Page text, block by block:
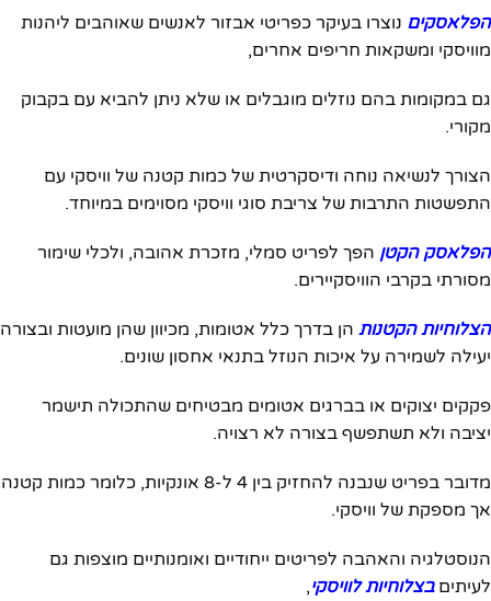
הפלאסקים נוצרו בעיקר כפריטי אבזור לאנשים שאוהבים ליהנות
מוויסקי ומשקאות חריפים אחרים,
גם במקומות בהם נוזלים מוגבלים או שלא ניתן להביא עם בקבוק
מקורי.
הצורך לנשיאה נוחה ודיסקרטית של כמות קטנה של וויסקי עם
התפשטות התרבות של צריבת סוגי וויסקי מסוימים במיוחד.
הפלאסק הקטן הפך לפריט סמלי, מזכרת אהובה, ולכלי שימור
מסורתי בקרבי הוויסקיירים.
הצלוחיות הקטנות הן בדרך כלל אטומות, מכיוון שהן מועטות ובצורה
יעילה לשמירה על איכות הנוזל בתנאי אחסון שונים.
פקקים יצוקים או בברגים אטומים מבטיחים שהתכולה תישמר
יציבה ולא תשתפשף בצורה לא רצויה.
מדובר בפריט שנבנה להחזיק בין 4 ל-8 אונקיות, כלומר כמות קטנה
אך מספקת של וויסקי.
הנוסטלגיה והאהבה לפריטים ייחודיים ואומנותיים מוצפות גם
לעיתיםבצלוחיות לוויסקי,